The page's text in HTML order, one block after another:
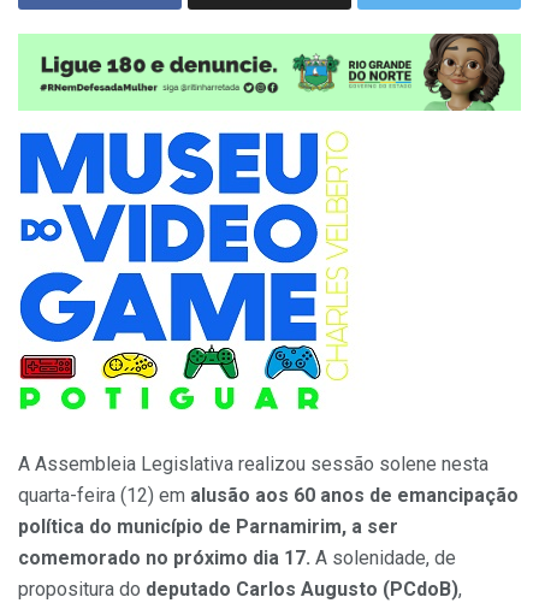
A Assembleia Legislativa realizou sessão solene nesta
quarta-feira (12) em alusão aos 60 anos de emancipação
política do município de Parnamirim, a ser
comemorado no próximo dia 17. A solenidade, de
propositura do deputado Carlos Augusto (PCdoB),